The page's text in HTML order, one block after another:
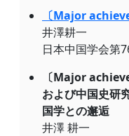
〔Major
井澤耕一
日本中国学会第
〔Major
および中国史研
国学
井澤 耕一